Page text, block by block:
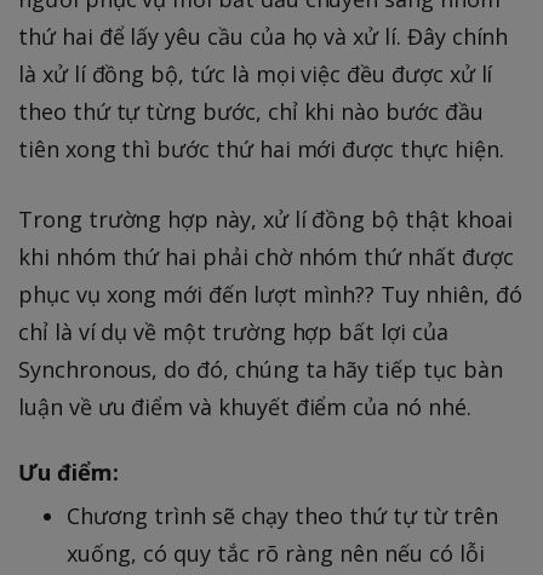
thứ hai để lấy yêu cầu của họ và xử lí. Đây chính
là xử lí đồng bộ, tức là mọi việc đều được xử lí
theo thứ tự từng bước, chỉ khi nào bước đầu
tiên xong thì bước thứ hai mới được thực hiện.
Trong trường hợp này, xử lí đồng bộ thật khoai
khi nhóm thứ hai phải chờ nhóm thứ nhất được
phục vụ xong mới đến lượt mình?? Tuy nhiên, đó
chỉ là ví dụ về một trường hợp bất lợi của
Synchronous, do đó, chúng ta hãy tiếp tục bàn
luận về ưu điểm và khuyết điểm của nó nhé.
Ưu điểm:
Chương trình sẽ chạy theo thứ tự từ trên
xuống, có quy tắc rõ ràng nên nếu có lỗi